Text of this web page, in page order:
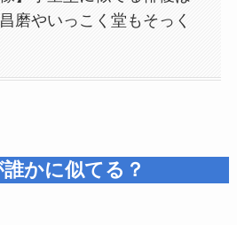
磨やいっこく堂もそっく
誰かに似てる？